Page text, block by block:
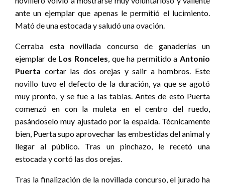
ante un ejemplar que apenas le permitió el lucimiento.
Mató de una estocada y saludó una ovación.
Cerraba esta novillada concurso de ganaderías un
ejemplar de Los Ronceles , que ha permitido a Antonio
Puerta cortar las dos orejas y salir a hombros. Este
novillo tuvo el defecto de la duración, ya que se agotó
muy pronto, y se fue a las tablas. Antes de esto Puerta
comenzó en con la muleta en el centro del ruedo,
pasándoselo muy ajustado por la espalda. Técnicamente
bien, Puerta supo aprovechar las embestidas del animal y
llegar al público. Tras un pinchazo, le recetó una
estocada y cortó las dos orejas.
Tras la finalización de la novillada concurso, el jurado ha